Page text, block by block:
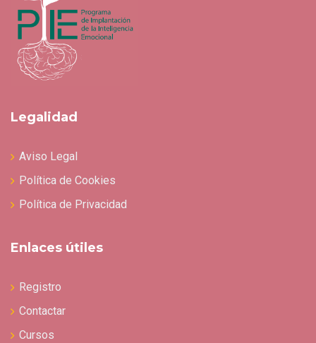
Legalidad
Aviso Legal
Política de Cookies
Política de Privacidad
Enlaces útiles
Registro
Contactar
Cursos